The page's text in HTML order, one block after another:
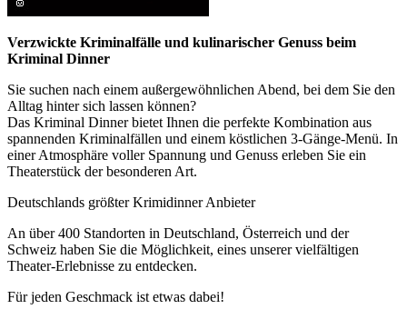
Verzwickte Kriminalfälle und kulinarischer Genuss beim
Kriminal Dinner
Sie suchen nach einem außergewöhnlichen Abend, bei dem Sie den
Alltag hinter sich lassen können?
Das Kriminal Dinner bietet Ihnen die perfekte Kombination aus
spannenden Kriminalfällen und einem köstlichen 3-Gänge-Menü. In
einer Atmosphäre voller Spannung und Genuss erleben Sie ein
Theaterstück der besonderen Art.
Deutschlands größter Krimidinner Anbieter
An über 400 Standorten in Deutschland, Österreich und der
Schweiz haben Sie die Möglichkeit, eines unserer vielfältigen
Theater-Erlebnisse zu entdecken.
Für jeden Geschmack ist etwas dabei!